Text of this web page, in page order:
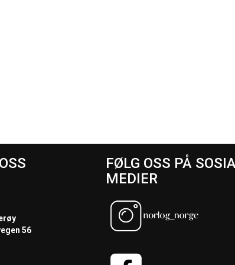
56
FØLG OSS PÅ
MEDIER